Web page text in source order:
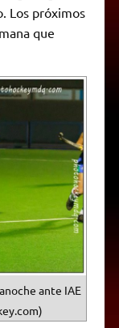
Los próximos
que
ante IAE